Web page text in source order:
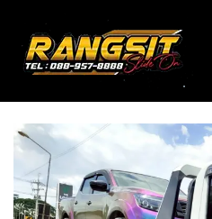
content
รถยก168 รถสไลด์รังสิต รถสไลด์